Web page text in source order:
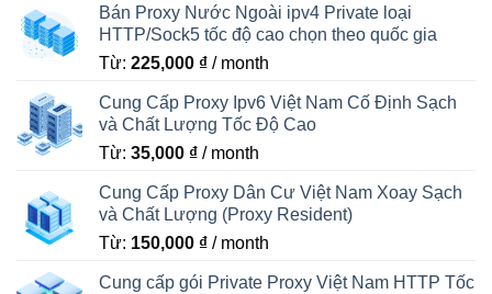
Bán Proxy Nước Ngoài ipv4 Private loại
HTTP/Sock5 tốc độ cao chọn theo quốc gia
Từ: 225,000 ₫ / month
Cung Cấp Proxy Ipv6 Việt Nam Cố Định Sạch
và Chất Lượng Tốc Độ Cao
Từ: 35,000 ₫ / month
Cung Cấp Proxy Dân Cư Việt Nam Xoay Sạch
và Chất Lượng (Proxy Resident)
Từ: 150,000 ₫ / month
Cung cấp gói Private Proxy Việt Nam HTTP Tốc